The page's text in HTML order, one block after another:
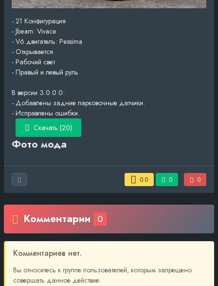
- 21 Конфигурация
- Jbeam: Vivace
- V6 двигатель: Pessima
- Открывается
- Рабочий свет
- Правый и левый руль
В версии 3.0.0.0:
- Добавлены задние парковочные датчики.
- Исправлены ошибки.
Скачать (20)
Фото мода
0.0 0 0
Комментарии 0
Комментариев нет.
Вы относитесь к группе пользователей, которым запрещено
совершать данное действие.